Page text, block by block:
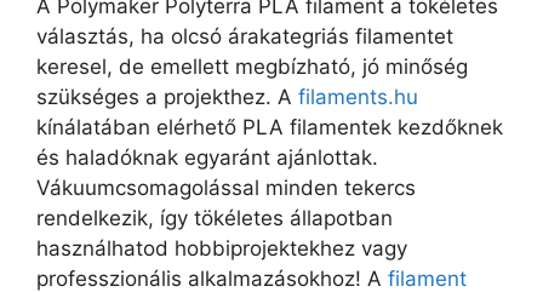
A Polymaker Polyterra PLA filament a tökéletes
választás, ha olcsó árakategriás filamentet
keresel, de emellett megbízható, jó minőség
szükséges a projekthez. A filaments.hu
kínálatában elérhető PLA filamentek kezdőknek
és haladóknak egyaránt ajánlottak.
Vákuumcsomagolással minden tekercs
rendelkezik, így tökéletes állapotban
használhatod hobbiprojektekhez vagy
professzionális alkalmazásokhoz! A filament